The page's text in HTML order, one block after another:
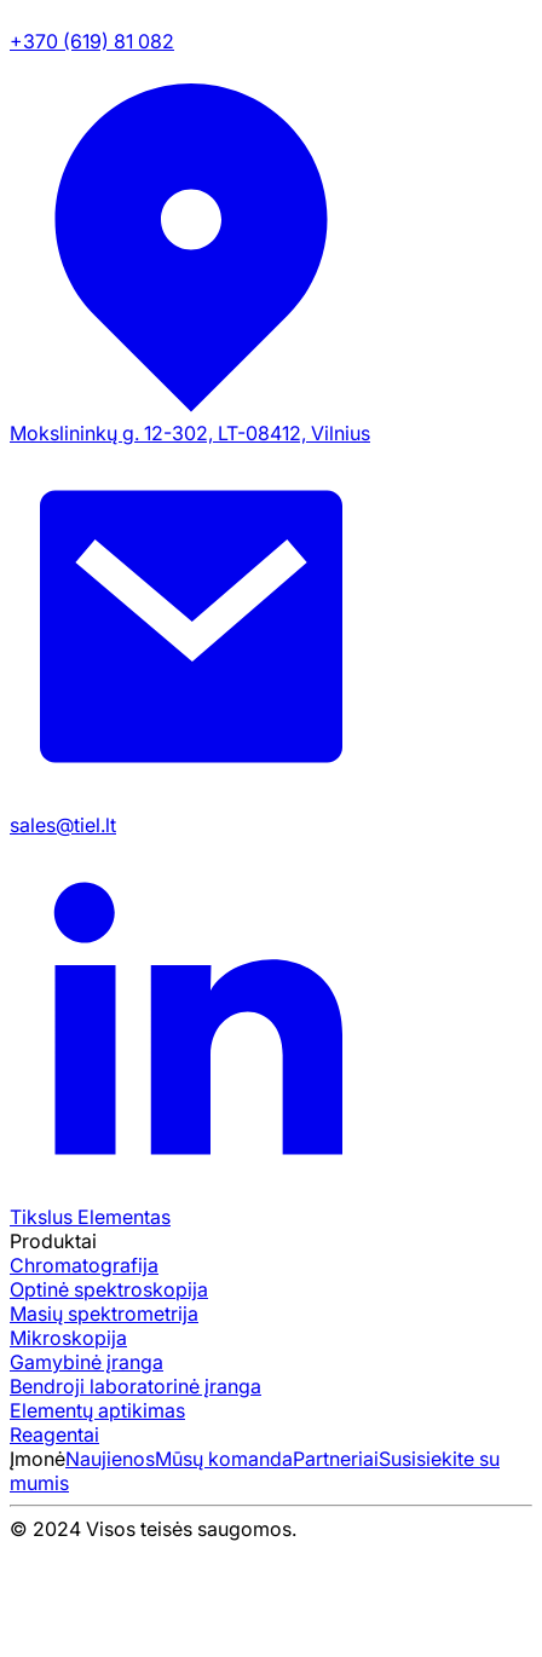
+370 (619) 81 082
Mokslininkų g. 12-302, LT-08412, Vilnius
sales@tiel.lt
Tikslus Elementas
Produktai
Chromatografija
Optinė spektroskopija
Masių spektrometrija
Mikroskopija
Gamybinė įranga
Bendroji laboratorinė įranga
Elementų aptikimas
Reagentai
ĮmonėNaujienosMūsų komandaPartneriaiSusisiekite su
mumis
© 2024 Visos teisės saugomos.